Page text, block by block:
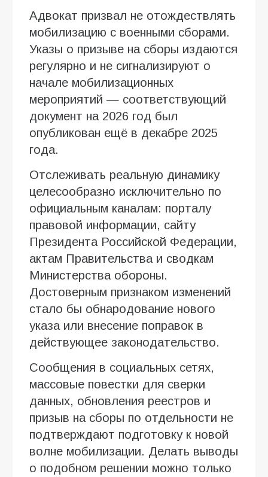
Адвокат призвал не отождествлять
мобилизацию с военными сборами.
Указы о призыве на сборы издаются
регулярно и не сигнализируют о
начале мобилизационных
мероприятий — соответствующий
документ на 2026 год был
опубликован ещё в декабре 2025
года.
Отслеживать реальную динамику
целесообразно исключительно по
официальным каналам: порталу
правовой информации, сайту
Президента Российской Федерации,
актам Правительства и сводкам
Министерства обороны.
Достоверным признаком изменений
стало бы обнародование нового
указа или внесение поправок в
действующее законодательство.
Сообщения в социальных сетях,
массовые повестки для сверки
данных, обновления реестров и
призыв на сборы по отдельности не
подтверждают подготовку к новой
волне мобилизации. Делать выводы
о подобном решении можно только